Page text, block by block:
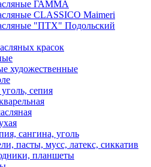
ГАММА
CLASSICO Maimeri
"ПТХ" Подольский
красок
художественные
сепия
сангина, уголь
пасты, мусс, латекс, сиккатив
планшеты